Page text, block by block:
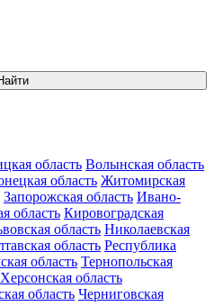
область Волынская область
область Житомирская
Запорожская область Ивано-
область Кировоградская
область Николаевская
область Республика
область Тернопольская
Херсонская область
область Черниговская